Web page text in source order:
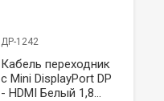
ДР-1242
Кабель переходник
с Mini DisplayPort DP
- HDMI Белый 1,8